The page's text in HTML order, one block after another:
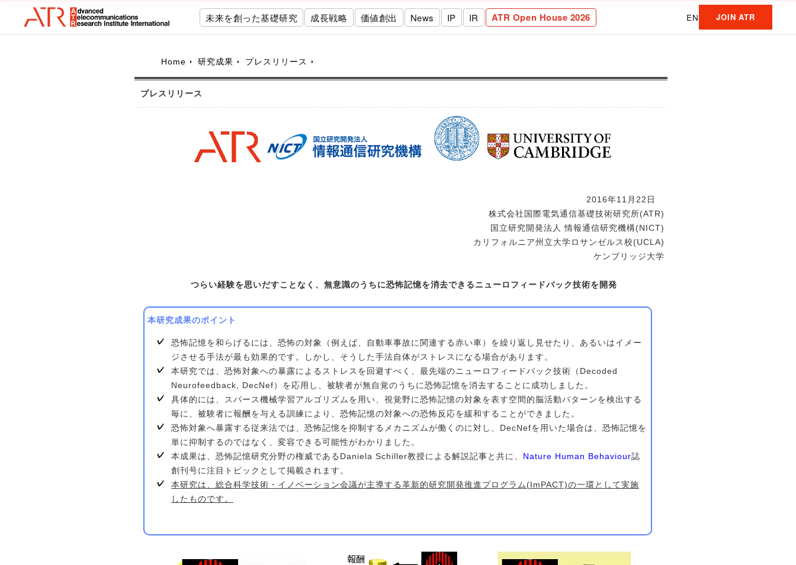
未来を創った基礎研究 成長戦略 価値創出 News IP IR ATR Open House 2026 EN JOIN ATR
Home 研究成果 プレスリリース
プレスリリース
2016年11月22日
株式会社国際電気通信基礎技術研究所(ATR)
国立研究開発法人 情報通信研究機構(NICT)
カリフォルニア州立大学ロサンゼルス校(UCLA)
ケンブリッジ大学
つらい経験を思いだすことなく、無意識のうちに恐怖記憶を消去できるニューロフィードバック技術を開発
本研究成果のポイント
恐怖記憶を和らげるには、恐怖の対象（例えば、自動車事故に関連する赤い車）を繰り返し見せたり、あるいはイメー
ジさせる手法が最も効果的です。しかし、そうした手法自体がストレスになる場合があります。
本研究では、恐怖対象への暴露によるストレスを回避すべく、最先端のニューロフィードバック技術（Decoded
Neurofeedback, DecNef）を応用し、被験者が無自覚のうちに恐怖記憶を消去することに成功しました。
具体的には、スパース機械学習アルゴリズムを用い、視覚野に恐怖記憶の対象を表す空間的脳活動パターンを検出する
毎に、被験者に報酬を与える訓練により、恐怖記憶の対象への恐怖反応を緩和することができました。
恐怖対象へ暴露する従来法では、恐怖記憶を抑制するメカニズムが働くのに対し、DecNefを用いた場合は、恐怖記憶を
単に抑制するのではなく、変容できる可能性がわかりました。
本成果は、恐怖記憶研究分野の権威であるDaniela Schiller教授による解説記事と共に、
Nature Human Behaviour誌
創刊号に注目トピックとして掲載されます。
本研究は、総合科学技術・イノベーション会議が主導する革新的研究開発推進プログラム(ImPACT)の一環として実施
したものです。